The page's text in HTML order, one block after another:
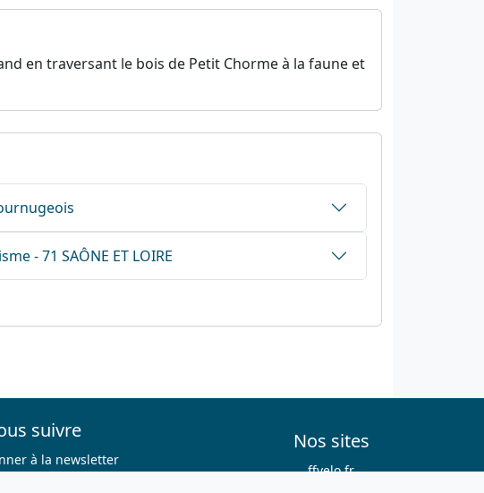
en traversant le bois de Petit Chorme à la faune et
- 71 SAÔNE ET LOIRE
suivre
à la newsletter
Nos sites
ffvelo.fr